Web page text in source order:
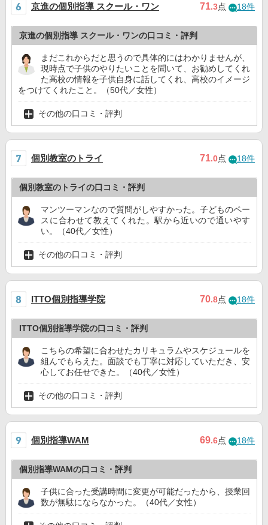
京進の個別指導 スクール・ワン 71.3点 18件
京進の個別指導 スクール・ワンの口コミ・評判
まだこれからだと思うので具体的にはわかりませんが、
現時点で子供のやりたいことを聞いて、お勧めしてくれ
た高校の情報を子供自身に話してくれ、高校のイメージ
をつけてくれたこと。（50代／女性）
その他の口コミ・評判
個別教室のトライ 71.0点 18件
個別教室のトライの口コミ・評判
マンツーマンなので質問がしやすかった。子どものペー
スに合わせて教えてくれた。駅から近いので通いやす
い。（40代／女性）
その他の口コミ・評判
ITTO個別指導学院 70.8点 18件
ITTO個別指導学院の口コミ・評判
こちらの希望に合わせたカリキュラムやスケジュールを
組んでもらえた。面談でも丁寧に対応していただき、安
心してお任せできた。（40代／女性）
その他の口コミ・評判
個別指導WAM 69.6点 18件
個別指導WAMの口コミ・評判
子供に合った受講時間に変更が可能だったから、授業回
数が無駄にならなかった。（40代／女性）